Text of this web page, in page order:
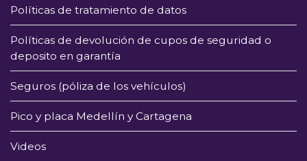
Políticas de tratamiento de datos
Políticas de devolución de cupos de seguridad o
deposito en garantía
Seguros (póliza de los vehículos)
Pico y placa Medellín y Cartagena
Videos